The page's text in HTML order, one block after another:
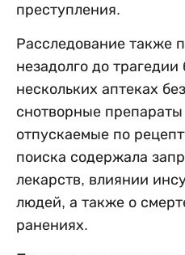
преступления.
Расследование также
незадолго до
нескольких аптеках
снотворные препараты
отпускаемые по
поиска содержала
лекарств, влиянии
людей, а также о
ранениях.